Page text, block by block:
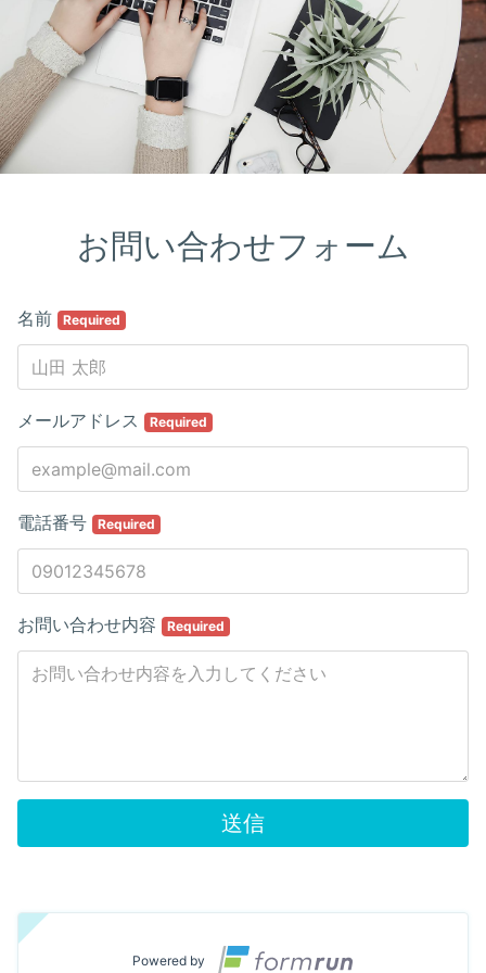
お問い合わせフォーム
名前 Required
メールアドレス Required
電話番号 Required
お問い合わせ内容 Required
送信
Powered by